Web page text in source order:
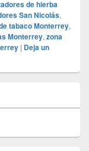
de hierba
San Nicolás,
tabaco Monterrey,
Monterrey, zona
| Deja un